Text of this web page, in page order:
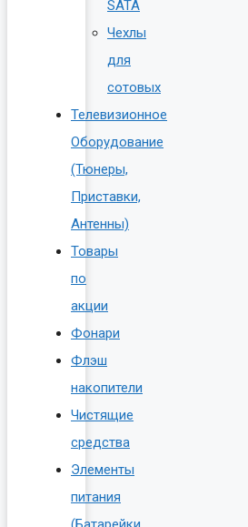
SATA
Чехлы
для
сотовых
Телевизионное
Оборудование
(Тюнеры,
Приставки,
Антенны)
Товары
по
акции
Фонари
Флэш
накопители
Чистящие
средства
Элементы
питания